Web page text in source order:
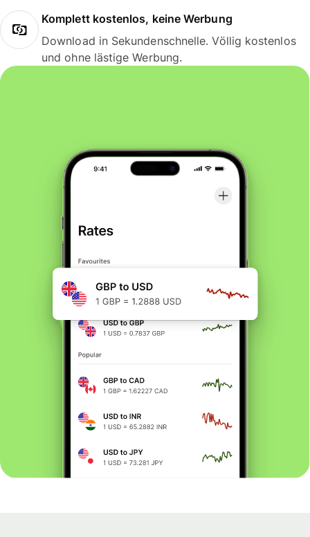
Komplett kostenlos, keine Werbung
Download in Sekundenschnelle. Völlig kostenlos
und ohne lästige Werbung.